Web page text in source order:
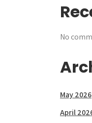
No
May 2026
April